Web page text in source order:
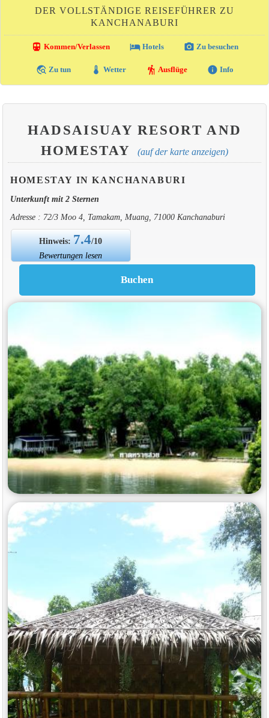
DER VOLLSTÄNDIGE REISEFÜHRER ZU
KANCHANABURI
directions_transit Kommen/Verlassen local_hotelHotels photo_camera Zu besuchen
travel_explore Zu tun thermostat Wetter hiking Ausflüge info Info
HADSAISUAY RESORT AND
HOMESTAY
(auf der karte anzeigen)
HOMESTAY IN KANCHANABURI
Unterkunft mit 2 Sternen
Adresse : 72/3 Moo 4, Tamakam, Muang, 71000 Kanchanaburi
Hinweis: 7.4/10
Bewertungen lesen